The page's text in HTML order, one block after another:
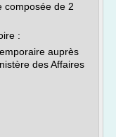
composée de 2
:
auprès
des Affaires